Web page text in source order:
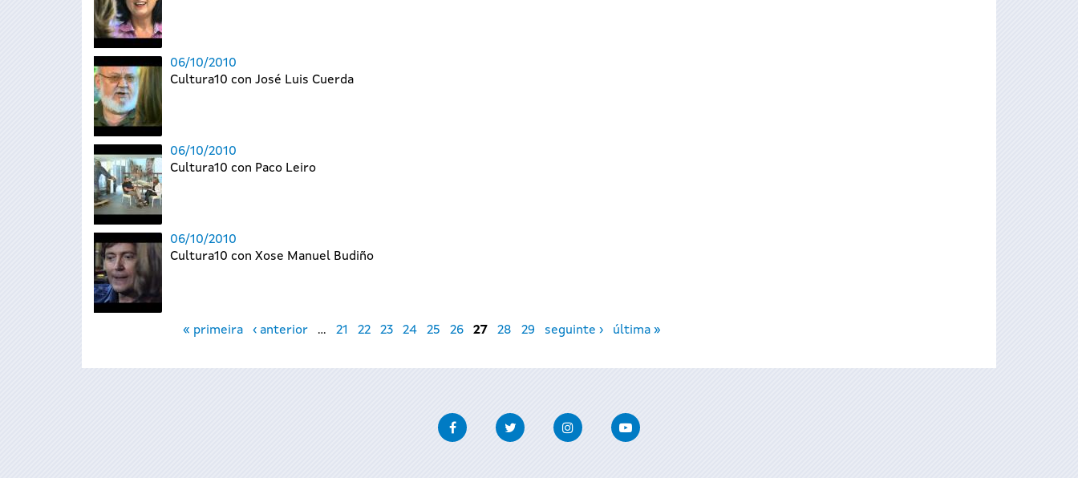
06/10/2010
Cultura10 con José Luis Cuerda
06/10/2010
Cultura10 con Paco Leiro
06/10/2010
Cultura10 con Xose Manuel Budiño
« primeira ‹ anterior … 21 22 23 24 25 26 27 28 29 seguinte › última »
FacebookTwitter InstagramYoutube